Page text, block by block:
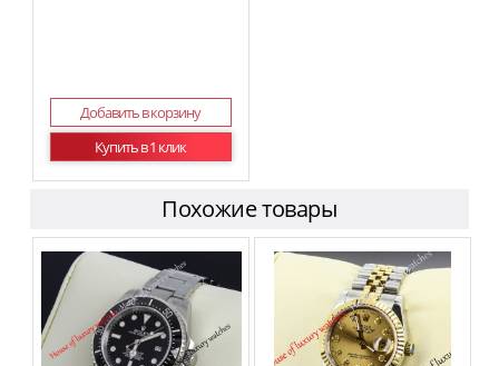
Добавить в корзину
Купить в 1 клик
Похожие товары